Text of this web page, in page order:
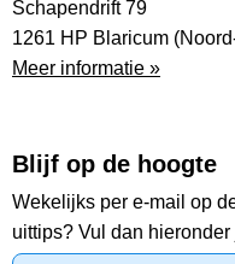
Schapendrift 79
1261 HP Blaricum
Meer informatie »
Blijf op de hoogte
Wekelijks per e-mail op
uittips? Vul dan